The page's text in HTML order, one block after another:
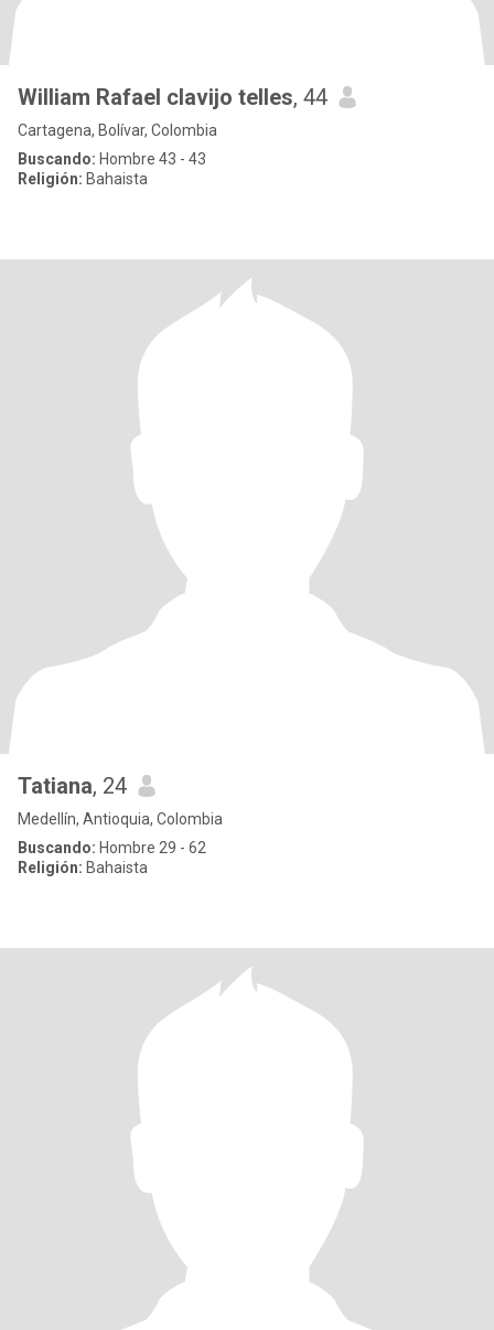
William Rafael clavijo telles, 44
Cartagena, Bolívar, Colombia
Buscando: Hombre 43 - 43
Religión: Bahaista
Tatiana, 24
Medellín, Antioquia, Colombia
Buscando: Hombre 29 - 62
Religión: Bahaista